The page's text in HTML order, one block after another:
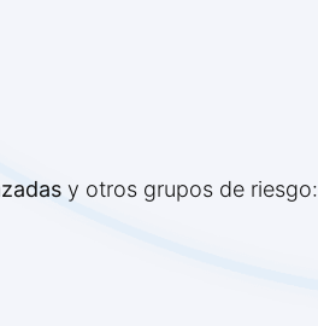
y otros grupos de riesgo: